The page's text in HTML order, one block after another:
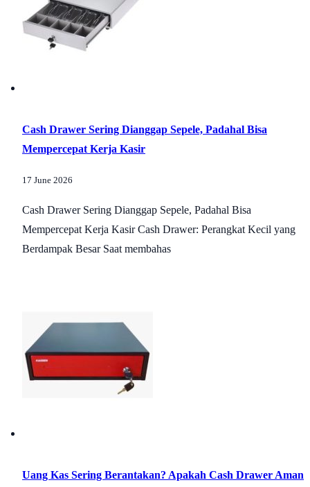
Cash Drawer Sering Dianggap Sepele, Padahal Bisa
Mempercepat Kerja Kasir
17 June 2026
Cash Drawer Sering Dianggap Sepele, Padahal Bisa
Mempercepat Kerja Kasir Cash Drawer: Perangkat Kecil yang
Berdampak Besar Saat membahas
Uang Kas Sering Berantakan? Apakah Cash Drawer Aman